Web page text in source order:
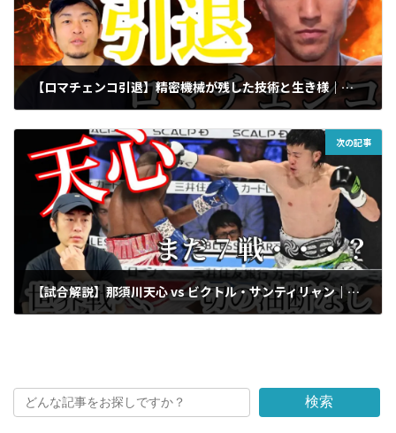
【ロマチェンコ引退】精密機械が残した技術と生き様｜トレーナーの視点から
次の記事
【試合解説】那須川天心 vs ビクトル・サンティリャン｜サウスポー対決で見えた成長と課題
検索